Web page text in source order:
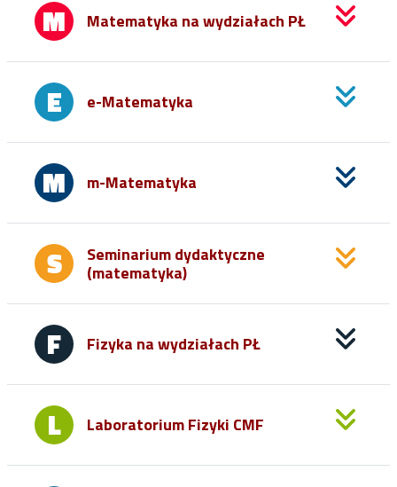
Matematyka na wydziałach PŁ
e-Matematyka
m-Matematyka
Seminarium dydaktyczne
(matematyka)
Fizyka na wydziałach PŁ
Laboratorium Fizyki CMF